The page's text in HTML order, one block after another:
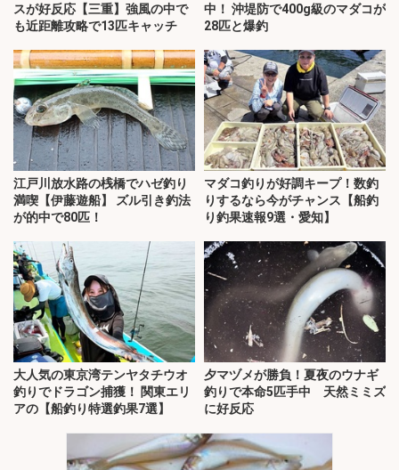
スが好反応【三重】強風の中で
も近距離攻略で13匹キャッチ
中！ 沖堤防で400g級のマダコが
28匹と爆釣
江戸川放水路の桟橋でハゼ釣り
満喫【伊藤遊船】 ズル引き釣法
が的中で80匹！
マダコ釣りが好調キープ！数釣
りするなら今がチャンス【船釣
り釣果速報9選・愛知】
大人気の東京湾テンヤタチウオ
釣りでドラゴン捕獲！ 関東エリ
アの【船釣り特選釣果7選】
夕マヅメが勝負！夏夜のウナギ
釣りで本命5匹手中 天然ミミズ
に好反応